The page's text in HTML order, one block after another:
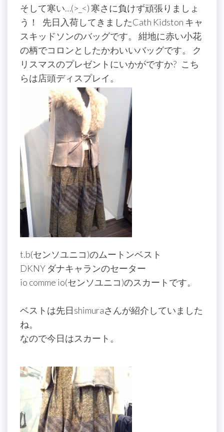
そして寒い…(>_<) 寒さに負けず頑張りましょ
う！ 先日入荷してきましたCath Kidston キャ
スキッドソンのバッグです。 紺地に赤い小花
の柄でコロンとしたかわいいバッグです。 ク
リスマスのプレゼントにいかがですか? こち
らは店頭ディスプレイ。
t.b(センソユニコ)のムートンベスト
DKNY ダナキャランのセーター
io comme io(センソユニコ)のスカートです。
ベストは先日shimuraさんが紹介していました
ね。
なので今日はスカート。